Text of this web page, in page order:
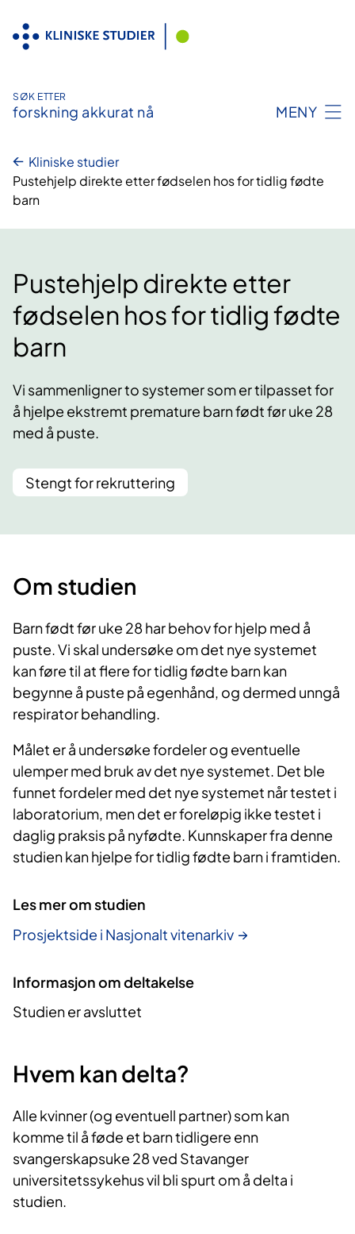
innhold
SØK ETTER
forskning akkurat nå MENY
Kliniske studier
Pustehjelp direkte etter fødselen hos for tidlig fødte
barn
Pustehjelp direkte etter
fødselen hos for tidlig fødte
barn
Vi sammenligner to systemer som er tilpasset for
å hjelpe ekstremt premature barn født før uke 28
med å puste.
Stengt for rekruttering
Om studien
Barn født før uke 28 har behov for hjelp med å
puste. Vi skal undersøke om det nye systemet
kan føre til at flere for tidlig fødte barn kan
begynne å puste på egenhånd, og dermed unngå
respirator behandling.
Målet er å undersøke fordeler og eventuelle
ulemper med bruk av det nye systemet. Det ble
funnet fordeler med det nye systemet når testet i
laboratorium, men det er foreløpig ikke testet i
daglig praksis på nyfødte. Kunnskaper fra denne
studien kan hjelpe for tidlig fødte barn i framtiden.
Les mer om studien
Prosjektside i Nasjonalt vitenarkiv
Informasjon om deltakelse
Studien er avsluttet
Hvem kan delta?
Alle kvinner (og eventuell partner) som kan
komme til å føde et barn tidligere enn
svangerskapsuke 28 ved Stavanger
universitetssykehus vil bli spurt om å delta i
studien.